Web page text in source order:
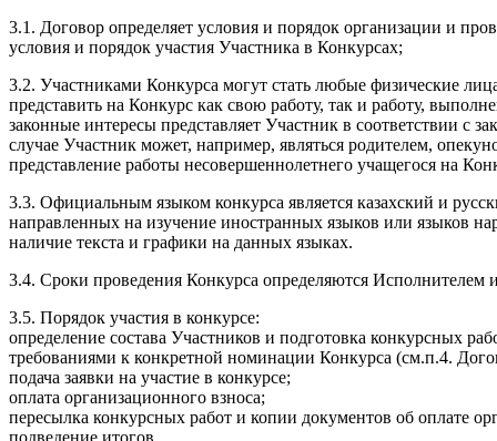
3.1. Договор определяет условия и порядок организации и
условия и порядок участия Участника в Конкурсах;
3.2. Участниками Конкурса могут стать любые физические
представить на Конкурс как свою работу, так и работу,
законные интересы представляет Участник в соответствии с
случае Участник может, например, являться родителем,
представление работы несовершеннолетнего учащегося на
3.3. Официальным языком конкурса является казахский и
направленных на изучение иностранных языков или языков
наличие текста и графики на данных языках.
3.4. Сроки проведения Конкурса определяются Исполнителем
3.5. Порядок участия в конкурсе:
определение состава Участников и подготовка конкурсных
требованиями к конкретной номинации Конкурса (см.п.4.
подача заявки на участие в конкурсе;
оплата организационного взноса;
пересылка конкурсных работ и копии документов об оплате
подведение итогов.